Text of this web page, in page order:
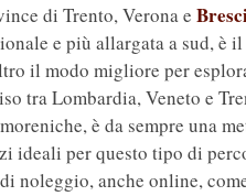
di Trento, Verona e
e più allargata a sud, è
il modo migliore per
tra Lombardia, Veneto e
è da sempre una
ideali per questo tipo di
noleggio, anche online,